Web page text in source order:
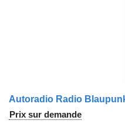
Prix sur demande